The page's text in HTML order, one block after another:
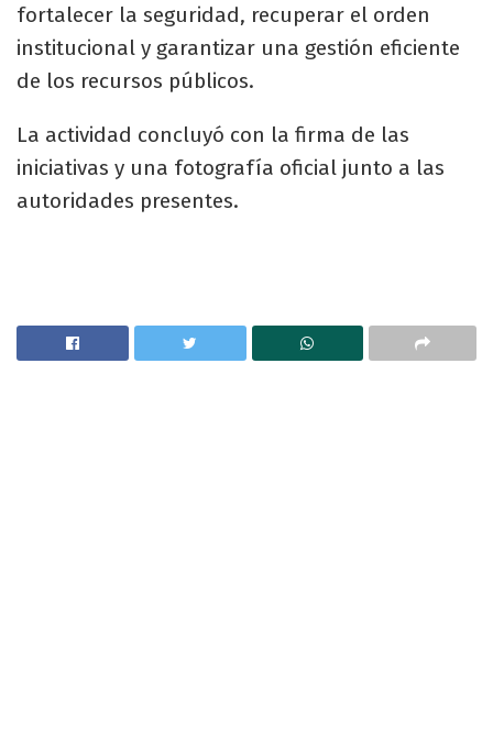
fortalecer la seguridad, recuperar el orden
institucional y garantizar una gestión eficiente
de los recursos públicos.
La actividad concluyó con la firma de las
iniciativas y una fotografía oficial junto a las
autoridades presentes.